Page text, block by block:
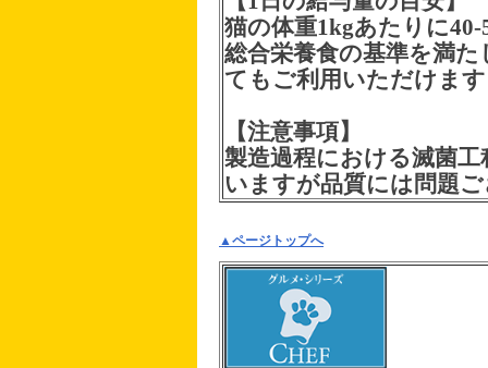
猫の体重1kgあたりに
総合栄養食の基準を満
てもご利用いただけま
【注意事項】
製造過程における滅菌
いますが品質には問題
▲ページトップへ